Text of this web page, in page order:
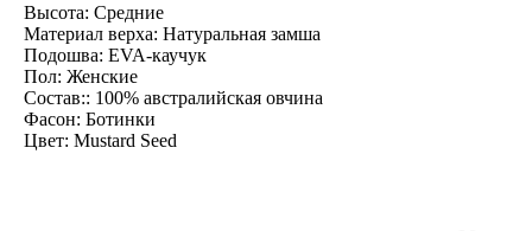
Высота: Средние
Материал верха: Натуральная замша
Подошва: EVA-каучук
Пол: Женские
Состав:: 100% австралийская овчина
Фасон: Ботинки
Цвет: Mustard Seed